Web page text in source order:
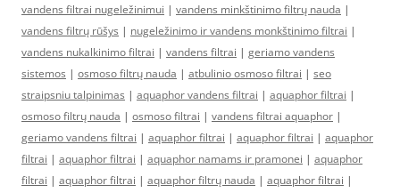
vandens filtrai nugeležinimui | vandens minkštinimo filtrų nauda |
vandens filtrų rūšys | nugeležinimo ir vandens monkštinimo filtrai |
vandens nukalkinimo filtrai | vandens filtrai | geriamo vandens
sistemos | osmoso filtrų nauda | atbulinio osmoso filtrai | seo
straipsniu talpinimas | aquaphor vandens filtrai | aquaphor filtrai |
osmoso filtrų nauda | osmoso filtrai | vandens filtrai aquaphor |
geriamo vandens filtrai | aquaphor filtrai | aquaphor filtrai | aquaphor
filtrai | aquaphor filtrai | aquaphor namams ir pramonei | aquaphor
filtrai | aquaphor filtrai | aquaphor filtrų nauda | aquaphor filtrai |